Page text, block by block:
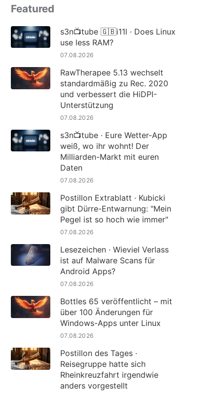
Featured
s3n📺tube 🇬🇧i11l · Does Linux
use less RAM?
07.08.2026
RawTherapee 5.13 wechselt
standardmäßig zu Rec. 2020
und verbessert die HiDPI-
Unterstützung
07.08.2026
s3n📺tube · Eure Wetter-App
weiß, wo ihr wohnt! Der
Milliarden-Markt mit euren
Daten
07.08.2026
Postillon Extrablatt · Kubicki
gibt Dürre-Entwarnung: "Mein
Pegel ist so hoch wie immer"
07.08.2026
Lesezeichen · Wieviel Verlass
ist auf Malware Scans für
Android Apps?
07.08.2026
Bottles 65 veröffentlicht – mit
über 100 Änderungen für
Windows-Apps unter Linux
07.08.2026
Postillon des Tages ·
Reisegruppe hatte sich
Rheinkreuzfahrt irgendwie
anders vorgestellt